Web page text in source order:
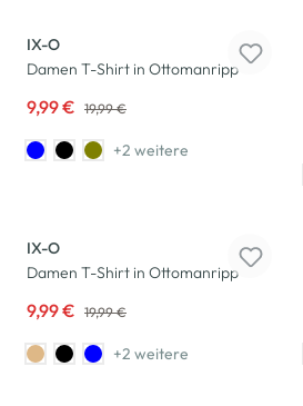
IX-O
Damen T-Shirt in Ottomanripp
9,99 € 19,99 €
+2 weitere
IX-O
Damen T-Shirt in Ottomanripp
9,99 € 19,99 €
+2 weitere